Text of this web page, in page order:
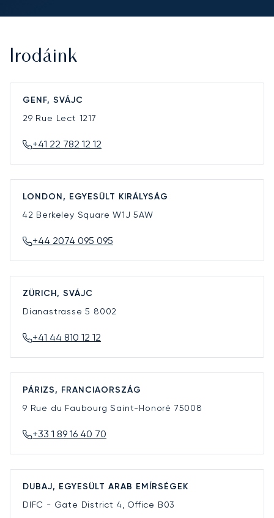
Irodáink
GENF, SVÁJC
29 Rue Lect 1217
+41 22 782 12 12
LONDON, EGYESÜLT KIRÁLYSÁG
42 Berkeley SquareW1J 5AW
+44 2074 095 095
ZÜRICH, SVÁJC
Dianastrasse 5 8002
+41 44 810 12 12
PÁRIZS, FRANCIAORSZÁG
9 Rue du Faubourg Saint-Honoré 75008
+33 1 89 16 40 70
DUBAJ, EGYESÜLT ARAB EMÍRSÉGEK
DIFC - Gate District 4, Office B03